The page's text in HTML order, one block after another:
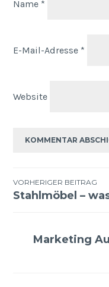
Name *
E-Mail-Adresse *
Website
VORHERIGER BEITRAG
Stahlmöbel –
Marketing